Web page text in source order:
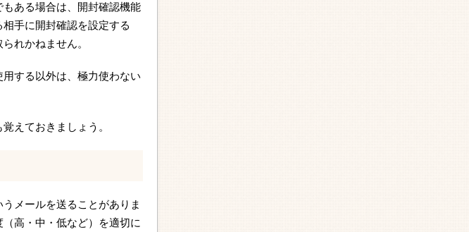
ある場合は、開封確認機能
手に開封確認を設定する
れかねません。
する以外は、極力使わない
えておきましょう。
メールを送ることがありま
高・中・低など）を適切に